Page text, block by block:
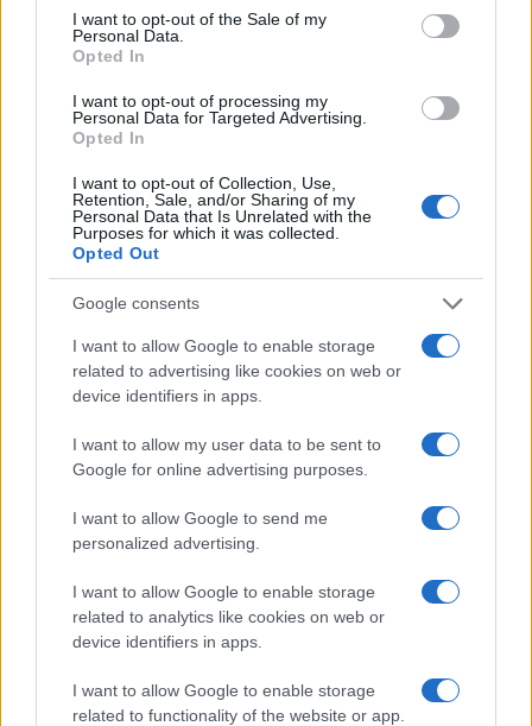
consent section.
I want to opt-out of the Sale of my
Personal Data.
Opted In
I want to opt-out of processing my
Personal Data for Targeted Advertising.
Opted In
I want to opt-out of Collection, Use,
Retention, Sale, and/or Sharing of my
Personal Data that Is Unrelated with the
Purposes for which it was collected.
Opted Out
Google consents
I want to allow Google to enable storage
related to advertising like cookies on web or
device identifiers in apps.
I want to allow my user data to be sent to
Google for online advertising purposes.
I want to allow Google to send me
personalized advertising.
I want to allow Google to enable storage
related to analytics like cookies on web or
device identifiers in apps.
I want to allow Google to enable storage
related to functionality of the website or app.
Continua a leggere
NERD NEWS